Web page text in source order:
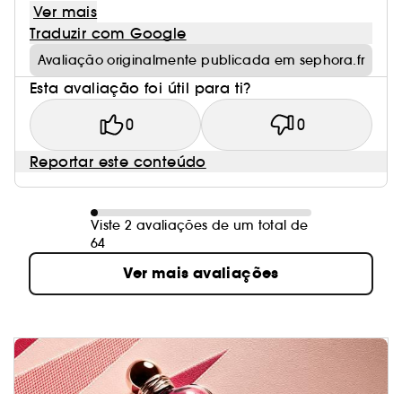
Ver mais
Traduzir com Google
Avaliação originalmente publicada em sephora.fr
Esta avaliação foi útil para ti?
0 0
Reportar este conteúdo
Viste 2 avaliações de um total de
64
Ver mais avaliações